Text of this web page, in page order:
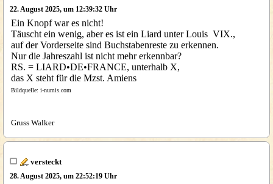
22. August 2025, um 12:39:32 Uhr
Ein Knopf war es nicht!
Täuscht ein wenig, aber es ist ein Liard unter Louis VIX.,
auf der Vorderseite sind Buchstabenreste zu erkennen.
Nur die Jahreszahl ist nicht mehr erkennbar?
RS. = LIARD•DE•FRANCE, unterhalb X,
das X steht für die Mzst. Amiens
Bildquelle: i-numis.com
Gruss Walker
versteckt
28. August 2025, um 22:52:19 Uhr